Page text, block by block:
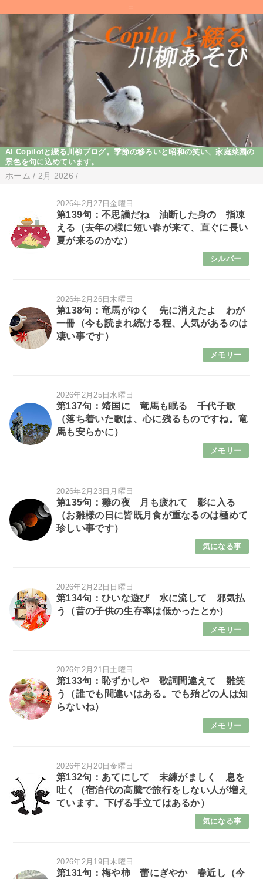
=
AI Copilotと綴る川柳ブログ。季節の移ろいと昭和の笑い、家庭菜園の
景色を句に込めています。
ホーム / 2月 2026 /
2026年2月27日金曜日
第139句：不思議だね 油断した身の 指凍
える（去年の様に短い春が来て、直ぐに長い
夏が来るのかな）
シルバー
2026年2月26日木曜日
第138句：竜馬がゆく 先に消えたよ わが
一冊（今も読まれ続ける程、人気があるのは
凄い事です）
メモリー
2026年2月25日水曜日
第137句：靖国に 竜馬も眠る 千代子歌
（落ち着いた歌は、心に残るものですね。竜
馬も安らかに）
メモリー
2026年2月23日月曜日
第135句：雛の夜 月も疲れて 影に入る
（お雛様の日に皆既月食が重なるのは極めて
珍しい事です）
気になる事
2026年2月22日日曜日
第134句：ひいな遊び 水に流して 邪気払
う（昔の子供の生存率は低かったとか）
メモリー
2026年2月21日土曜日
第133句：恥ずかしや 歌詞間違えて 雛笑
う（誰でも間違いはある。でも殆どの人は知
らないね）
メモリー
2026年2月20日金曜日
第132句：あてにして 未練がましく 息を
吐く（宿泊代の高騰で旅行をしない人が増え
ています。下げる手立てはあるか）
気になる事
2026年2月19日木曜日
第131句：梅や柿 蕾にぎやか 春近し（今